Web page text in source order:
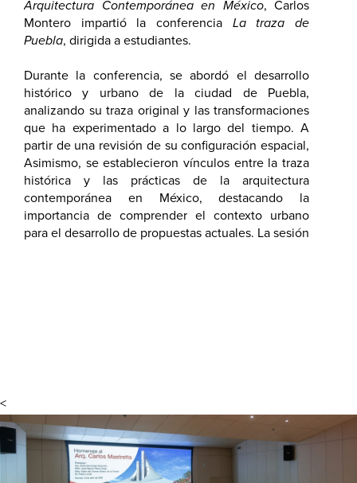
Arquitectura Contemporánea en México, Carlos
Montero impartió la conferencia La traza de
Puebla, dirigida a estudiantes.
Durante la conferencia, se abordó el desarrollo
histórico y urbano de la ciudad de Puebla,
analizando su traza original y las transformaciones
que ha experimentado a lo largo del tiempo. A
partir de una revisión de su configuración espacial,
se reflexionó sobre los principios que dieron forma
a su diseño, así como las dinámicas sociales,
políticas y culturales que han incidido en su
evolución.
Asimismo, se establecieron vínculos entre la traza
histórica y las prácticas de la arquitectura
contemporánea en México, destacando la
importancia de comprender el contexto urbano
para el desarrollo de propuestas actuales. La sesión
<